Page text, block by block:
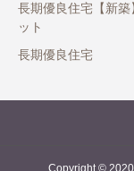
長期優良住宅【新築
ット
長期優良住宅
Copyright © 2020